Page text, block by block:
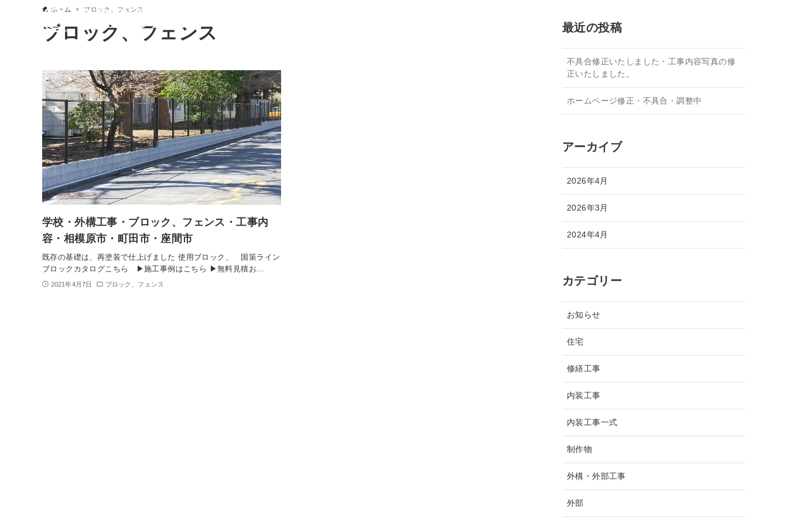
ホーム ブロック、フェンス
ブロック、フェンス
学校・外構工事・ブロック、フェンス・工事内
容・相模原市・町田市・座間市
既存の基礎は、再塗装で仕上げました 使用ブロック、 国策ライン
ブロックカタログこちら ▶施工事例はこちら ▶無料見積お…
2021年4月7日 ブロック、フェンス
最近の投稿
不具合修正いたしました・工事内容写真の修
正いたしました。
ホームページ修正・不具合・調整中
アーカイブ
2026年4月
2026年3月
2024年4月
カテゴリー
お知らせ
住宅
修繕工事
内装工事
内装工事一式
制作物
外構・外部工事
外部